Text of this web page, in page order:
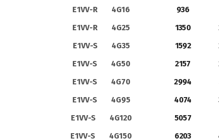
E1VV-R 4G16
936
E1VV-R 4G25
1350
E1VV-S 4G35
1592
E1VV-S 4G50
2157
E1VV-S 4G70
2994
E1VV-S 4G95
4074
E1VV-S 4G120
5057
E1VV-S 4G150
6203